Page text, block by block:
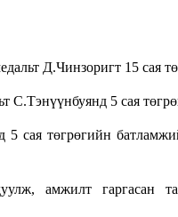
Д.Чинзоригт 15 сая
С.Тэнүүнбуянд 5 сая
сая төгрөгийн
амжилт гаргасан